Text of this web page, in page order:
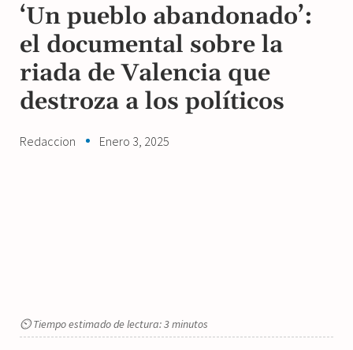
‘Un pueblo abandonado’:
el documental sobre la
riada de Valencia que
destroza a los políticos
Redaccion Enero 3, 2025
⏲ Tiempo estimado de lectura: 3 minutos